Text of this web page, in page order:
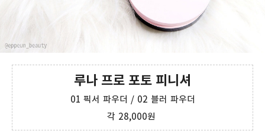
루나 프로 포토 피니셔
01 픽서 파우더 / 02 블러 파우더
각 28,000원